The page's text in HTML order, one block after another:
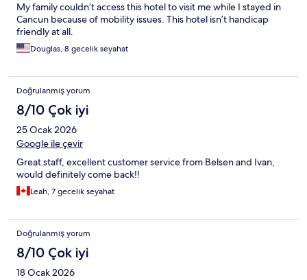
My family couldn’t access this hotel to visit me while I stayed in
Cancun because of mobility issues. This hotel isn’t handicap
friendly at all.
Douglas, 8 gecelik seyahat
Doğrulanmış yorum
8/10 Çok iyi
25 Ocak 2026
Google ile çevir
Great staff, excellent customer service from Belsen and Ivan,
would definitely come back!!
Leah, 7 gecelik seyahat
Doğrulanmış yorum
8/10 Çok iyi
18 Ocak 2026